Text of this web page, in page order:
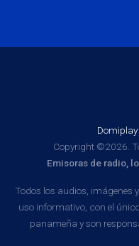
Copyright ©2026.
Emisoras de radio,
Todos los audios, imágenes
uso informativo, con el
panameña y son